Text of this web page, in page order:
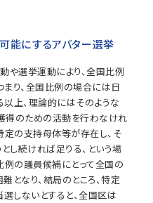
能にするアバター選挙
や選挙運動により、全国比例
り、全国比例の場合には日
上、理論的にはそのような
得のための活動を行わなけれ
定の支持母体等が存在し、そ
し続ければ足りる、という場
例の議員候補にとって全国の
となり、結局のところ、特定
しないとすると、全国区は